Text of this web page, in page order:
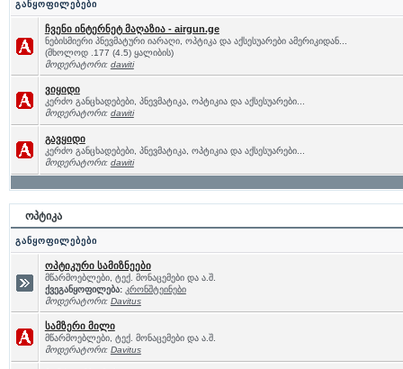
განყოფილებები
ჩვენი ინტერნეტ მაღაზია - airgun.ge
ნებისმიერი პნევმატური იარაღი, ოპტიკა და აქსესუარები ამერიკიდან...
(მხოლოდ .177 (4.5) ყალიბის)
მოდერატორი: dawiti
ვიყიდი
კერძო განცხადებები, პნევმატიკა, ოპტიკია და აქსესუარები...
მოდერატორი: dawiti
გავყიდი
კერძო განცხადებები, პნევმატიკა, ოპტიკია და აქსესუარები...
მოდერატორი: dawiti
ოპტიკა
განყოფილებები
ოპტიკური სამიზნეები
მწარმოებლები, ტექ. მონაცემები და ა.შ.
ქვეგანყოფილება: კრონშტეინები
მოდერატორი: Davitus
სამზერი მილი
მწარმოებლები, ტექ. მონაცემები და ა.შ.
მოდერატორი: Davitus